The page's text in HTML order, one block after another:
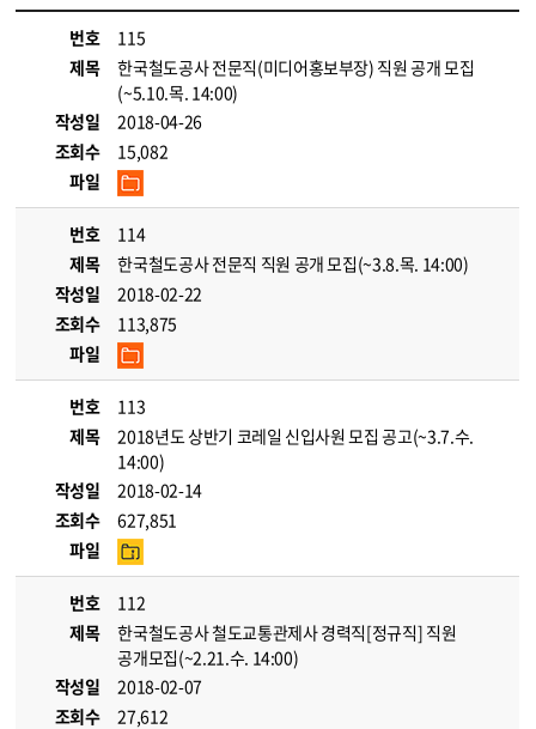
번호
115
제목
한국철도공사 전문직(미디어홍보부장) 직원 공개 모집
(~5.10.목. 14:00)
작성일
2018-04-26
조회수
15,082
파일
번호
114
제목
한국철도공사 전문직 직원 공개 모집(~3.8.목. 14:00)
작성일
2018-02-22
조회수
113,875
파일
번호
113
제목
2018년도 상반기 코레일 신입사원 모집 공고(~3.7.수.
14:00)
작성일
2018-02-14
조회수
627,851
파일
번호
112
제목
한국철도공사 철도교통관제사 경력직[정규직] 직원
공개모집(~2.21.수. 14:00)
작성일
2018-02-07
조회수
27,612